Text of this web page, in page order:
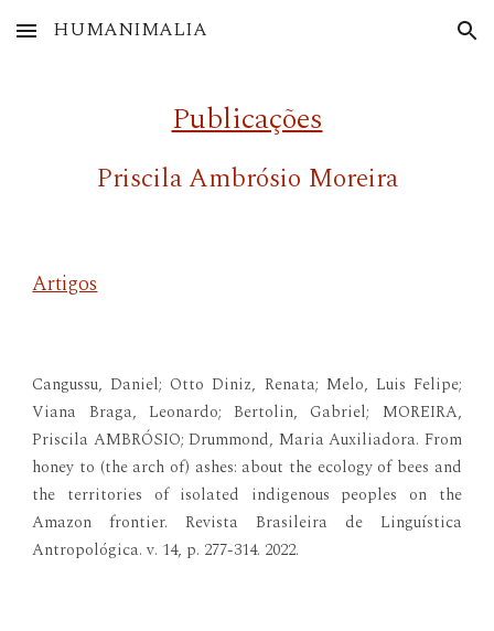
Skip to main content Skip to navigation
HUMANIMALIA
Publicações
Priscila Ambrósio Moreira
Artigos
Cangussu, Daniel; Otto Diniz, Renata; Melo, Luis Felipe;
Viana Braga, Leonardo; Bertolin, Gabriel; MOREIRA,
Priscila AMBRÓSIO; Drummond, Maria Auxiliadora. From
honey to (the arch of) ashes: about the ecology of bees and
the territories of isolated indigenous peoples on the
Amazon frontier. Revista Brasileira de Linguística
Antropológica. v. 14, p. 277-314. 2022.